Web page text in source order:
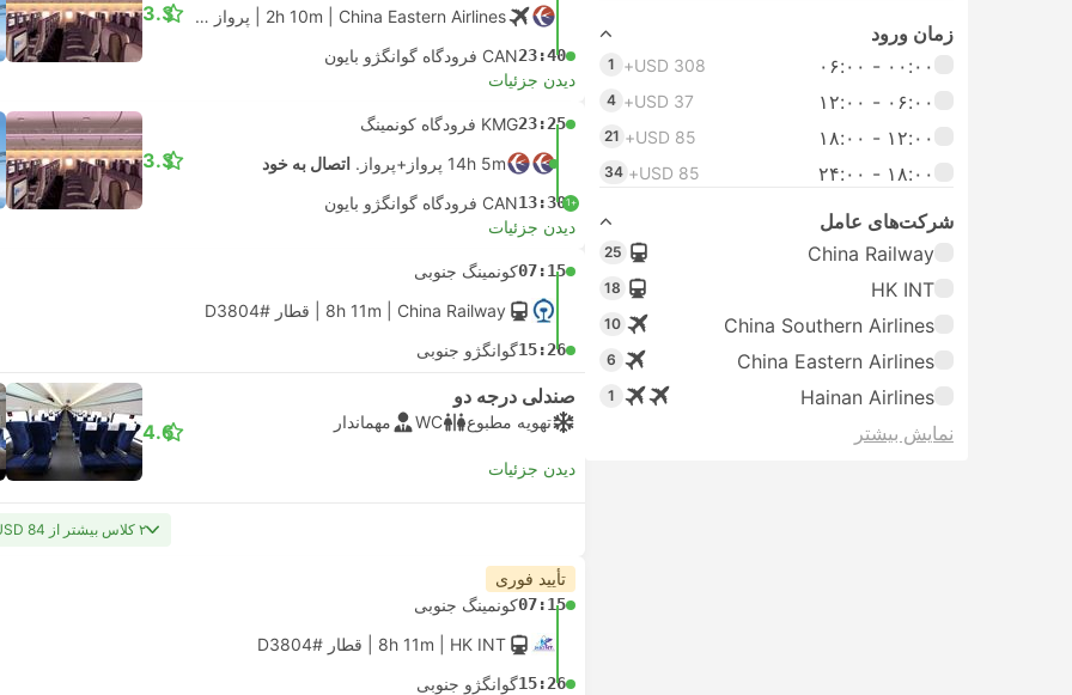
زمان ورود
۰۰:۰۰ - ۰۶:۰۰
USD 308+
1
۰۶:۰۰ - ۱۲:۰۰ USD 37+
4
۱۲:۰۰ - ۱۸:۰۰ USD 85+
21
۱۸:۰۰ - ۲۴:۰۰ USD 85+
34
شرکت‌های عامل
China Railway
25
HK INT
18
China Southern Airlines
10
China Eastern Airlines
6
Hainan Airlines
1
نمایش بیشتر
2h 10m | China Eastern Airlines پرواز #MU6824 |اقتصادی
23:40CAN فرودگاه گوانگژو بایون
3.3
دیدن جزئیات
23:25KMG فرودگاه کونمینگ
14h 5m پرواز+پرواز.
اتصال به خود
+1
13:30CAN فرودگاه گوانگژو بایون
3.3
دیدن جزئیات
07:15کونمینگ جنوبی
8h 11m | China Railway قطار #D3804
15:26گوانگژو جنوبی
صندلی درجه دو
تهویه مطبوع WC مهماندار
دیدن جزئیات
4.6
۲ کلاس بیشتر از USD 84
تأیید فوری
07:15کونمینگ جنوبی
8h 11m | HK INT قطار #D3804
15:26گوانگژو جنوبی